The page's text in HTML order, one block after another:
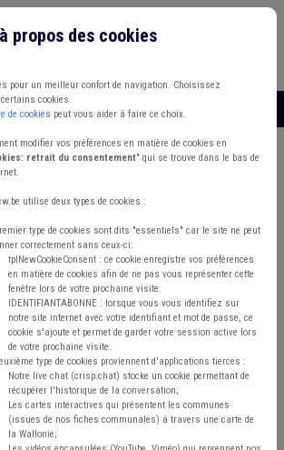
– Projet fédéral de modèle: l’avis de
& Population
- Enquête
– Projet
de modèle: l’avis
propos des cookies
pour un meilleur confort de navigation. Choisissez
cookies.
de cookies peut vous aider à faire ce choix.
modifier vos préférences en matière de cookies en
retrait du consentement" qui se trouve dans le bas de
utilise deux types de cookies :
type de cookies sont dits "essentiels" car le site ne peut
correctement sans ceux-ci:
tplNewCookieConsent : ce cookie enregistre vos préférences
en matière de cookies afin de ne pas vous représenter cette
fenêtre lors de votre prochaine visite.
IDENTIFIANTABONNE : lorsque vous vous identifiez sur
notre site internet avec votre identifiant et mot de passe, ce
cookie s'ajoute et permet de garder votre session active lors
de votre prochaine visite.
type de cookies proviennent d'applications tierces :
Notre live chat (crisp.chat) stocke un cookie permettant de
récupérer l'historique de la conversation;
Les cartes interactives qui présentent les communes
(issues de nos fiches communales) à travers une carte de
la Wallonie;